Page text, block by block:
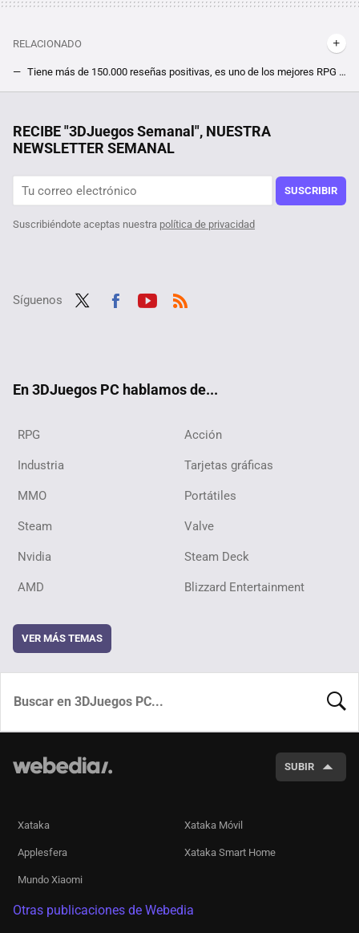
RELACIONADO
Tiene más de 150.000 reseñas positivas, es uno de los mejores RPG de la historia y lo tienes a 70% de descuento, pero debes darte prisa
Uno de los shooters más queridos está gratis y, aunque tiene 25 años, la comunidad no se olvida de él con un mod que lo hace mucho más sangriento
RECIBE "3DJuegos Semanal", NUESTRA
NEWSLETTER SEMANAL
SUSCRIBIR
Suscribiéndote aceptas nuestra política de privacidad
Síguenos
En 3DJuegos PC hablamos de...
RPG Acción
Industria Tarjetas gráficas
MMO Portátiles
Steam Valve
Nvidia Steam Deck
AMD Blizzard Entertainment
VER MÁS TEMAS
SUBIR
Xataka Xataka Móvil
Applesfera Xataka Smart Home
Mundo Xiaomi
Otras publicaciones de Webedia